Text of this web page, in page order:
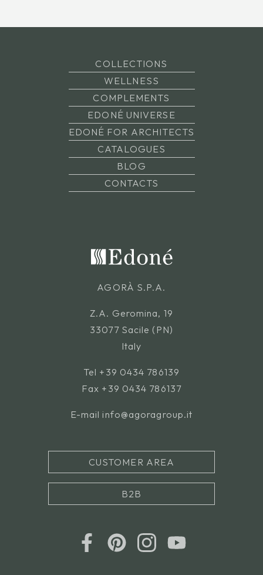
COLLECTIONS
WELLNESS
COMPLEMENTS
EDONÉ UNIVERSE
EDONÉ FOR ARCHITECTS
CATALOGUES
BLOG
CONTACTS
AGORÀ S.P.A.
Z.A. Geromina, 19
33077 Sacile (PN)
Italy
Tel +39 0434 786139
Fax +39 0434 786137
E-mail info@agoragroup.it
CUSTOMER AREA
B2B